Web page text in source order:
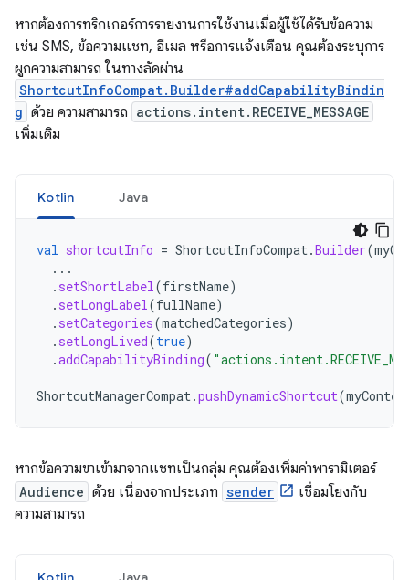
หากต้องการทริกเกอร์การรายงานการใช้งานเมื่อผู้ใช้ได้รับข้อความ
เช่น SMS, ข้อความแชท, อีเมล หรือการแจ้งเตือน คุณต้องระบุการ
ผูกความสามารถ ในทางลัดผ่าน
ShortcutInfoCompat.Builder#addCapabilityBindin
g ด้วย ความสามารถ actions.intent.RECEIVE_MESSAGE
เพิ่มเติม
Kotlin Java
val shortcutInfo = ShortcutInfoCompat.Builder(
...
. setShortLabel(firstName)
. setLongLabel(fullName)
. setCategories(matchedCategories)
. setLongLived(true)
.addCapabilityBinding(
ShortcutManagerCompat.pushDynamicShortcut(
หากข้อความขาเข้ามาจากแชทเป็นกลุ่ม คุณต้องเพิ่มค่าพารามิเตอร์
Audience ด้วย เนื่องจากประเภท sender
เชื่อมโยงกับ
ความสามารถ